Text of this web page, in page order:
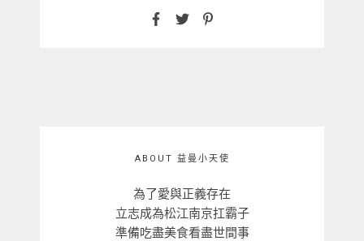
ABOUT 益曼小天使
為了愛與正義存在
立志成為松江南京扛霸子
準備吃盡美食看盡世間事